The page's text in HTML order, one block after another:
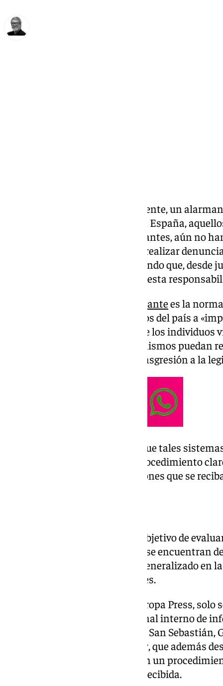
De acuerdo con un análisis reciente, un
diez municipios intermedios en España,
entre 100.000 y 200.000 habitantes, aún no
que permitan a sus empleados realizar
resulta sorprendente considerando que, desde
obligación legal que les impone esta
Ley de Protección del Informantees la
obliga a todos los ayuntamientos del país a
información que garanticen que los individuos
profesionalmente a estos organismos puedan
anónima, cualquier posible transgresión a la
Este marco normativo señala que tales
un responsable, así como un procedimiento
tramitación de las comunicaciones que se
, con el objetivo de
encuesta en 35 municipios que se encuentran
descubrió un notable «retraso generalizado en
informante» en estas localidades.
Según el informe, citado por Europa Press, solo
habían logrado establecer el canal interno de
establecido por la ley. Estos son San
Mataró (Barcelona) y Santander, que además
encargada del canal y aprobaron un
tramitación de la información recibida.